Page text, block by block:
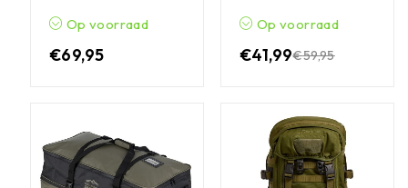
Op voorraad
€69,95
Op voorraad
€59,95
€41,99